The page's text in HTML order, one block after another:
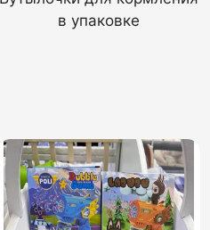
в упаковке